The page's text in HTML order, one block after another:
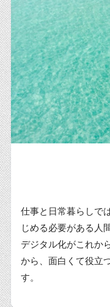
仕事と日常暮らしで
じめる必要がある人
デジタル化がこれか
から、面白くて役立
す。